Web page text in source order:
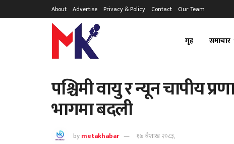
About Advertise Privacy & Policy Contact Our Team
गृह समाचार
पश्चिमी वायु र न्यून चापीय
भागमा बदली
bymetakhabar १७ बैशाख २०८३,